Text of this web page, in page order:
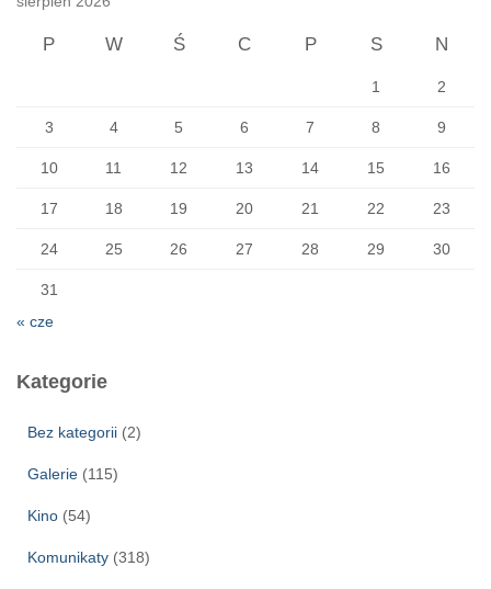
P W Ś C P S N
1 2
3 4 5 6 7 8 9
10 11 12 13 14 15 16
17 18 19 20 21 22 23
24 25 26 27 28 29 30
31
« cze
Kategorie
Bez kategorii (2)
Galerie (115)
Kino (54)
Komunikaty (318)